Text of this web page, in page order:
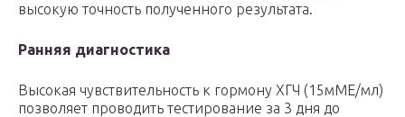
высокую точность полученного результата.
Ранняя диагностика
Высокая чувствительность к гормону ХГЧ (15мМЕ/мл)
позволяет проводить тестирование за 3 дня до